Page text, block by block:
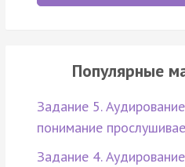
Популярные
Задание 5.
понимание
Задание 4.